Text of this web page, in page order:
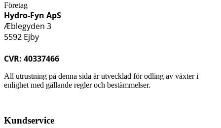
Företag
Hydro-Fyn ApS
Æblegyden 3
5592 Ejby
CVR: 40337466
All utrustning på denna sida är utvecklad för odling av växter i
enlighet med gällande regler och bestämmelser.
Kundservice